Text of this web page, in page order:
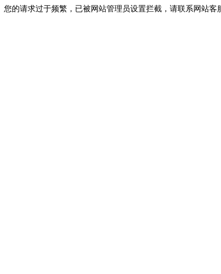
您的请求过于频繁，已被网站管理员设置拦截，请联系网站客